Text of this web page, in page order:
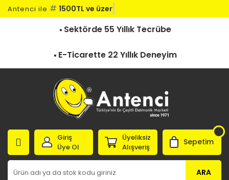
Antenci ile # 1500TL ve üzeri
Sektörde 55 Yıllık Tecrübe
E-Ticarette 22 Yıllık Deneyim
ARA
Giriş
Üye Ol
Üyeliksiz
Alışveriş
Sepetim